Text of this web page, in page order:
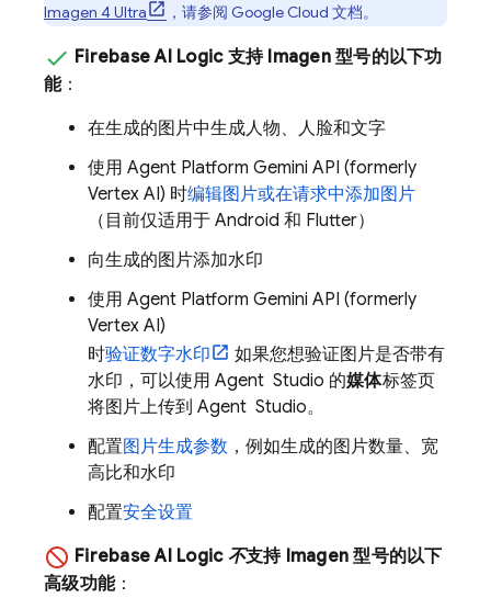
Imagen 4 Ultra ，请参阅 Google Cloud 文档。
Firebase AI Logic支持 Imagen型号的以下功
能：
在生成的图片中生成人物、人脸和文字
使用 Agent Platform Gemini API (formerly
Vertex AI) 时编辑图片或在请求中添加图片
（目前仅适用于 Android 和 Flutter）
向生成的图片添加水印
使用 Agent Platform Gemini API (formerly
Vertex AI)
时验证数字水印
如果您想验证图片是否带有
水印，可以使用 Agent Studio 的媒体标签页
将图片上传到 Agent Studio。
配置图片生成参数 ，例如生成的图片数量、宽
高比和水印
配置安全设置
Firebase AI Logic 不支持 Imagen 型号的以下
高级功能：